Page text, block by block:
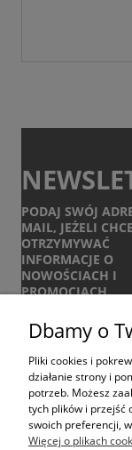
PODAJ SWÓJ
MAIL, JEŻELI
OTRZYMYWAĆ
INFORMACJE O
NOWOŚCIACH I
PROMOCJACH.
Dbamy o
Pliki cookies i
działanie strony i
potrzeb. Możesz
tych plików i przejść
swoich preferencji,
Więcej o plikach